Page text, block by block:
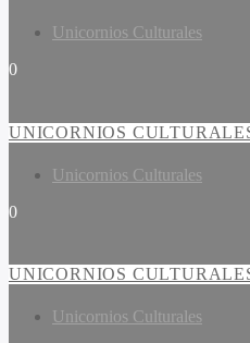
Unicornios Culturales
0
UNICORNIOS
Unicornios Culturales
0
UNICORNIOS
Unicornios Culturales